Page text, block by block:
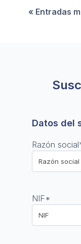
« Entradas
Datos del
Razón social
NIF*